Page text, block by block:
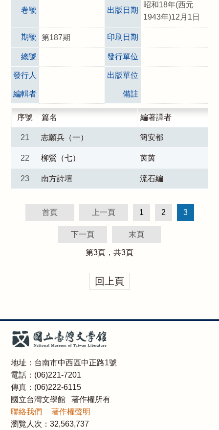
卷號 出版日期
昭和18年(西元
1943年)12月1日
期號 第187期 印刷日期
總號 發行單位
發行人 出版單位
編輯者 備註
序號 篇名 編著譯者
21 志願兵（一） 簡安都
22 柳鶯（七） 茵茵
23 南方詩壇 流石編
首頁 上一頁 1 2 3
下一頁 末頁
第3頁，共3頁
回上頁
地址：台南市中西區中正路1號
電話：(06)221-7201
傳真：(06)222-6115
國立台灣文學館 著作權所有
聯絡我們
著作權聲明
瀏覽人次：32,563,737